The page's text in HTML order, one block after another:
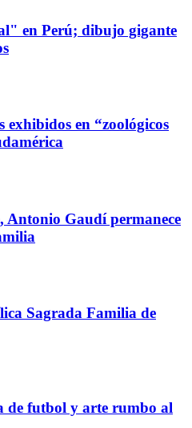
en Perú; dibujo gigante
exhibidos en “zoológicos
Antonio Gaudí permanece
Sagrada Familia de
de futbol y arte rumbo al